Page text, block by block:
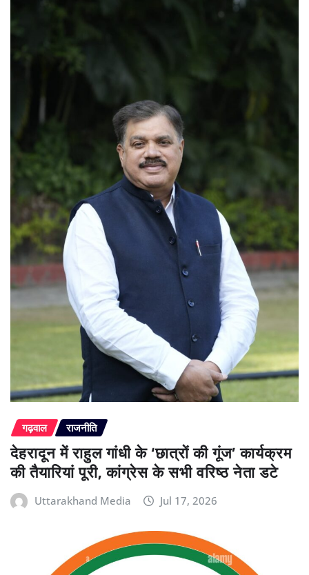
गढ़वाल राजनीति
देहरादून में राहुल गांधी के ‘छात्रों की गूंज’ कार्यक्रम
की तैयारियां पूरी, कांग्रेस के सभी वरिष्ठ नेता डटे
Uttarakhand Media Jul 17, 2026